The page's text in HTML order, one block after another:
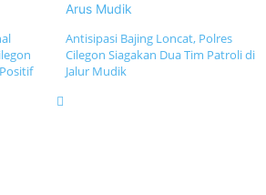
Arus Mudik
Antisipasi Bajing Loncat, Polres
Cilegon Siagakan Dua Tim Patroli di
Jalur Mudik